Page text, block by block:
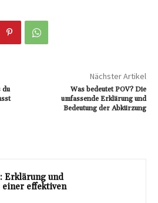
du
Nächster Artikel
Was bedeutet POV? Die
umfassende Erklärung und
Bedeutung der Abkürzung
Erklärung und
einer effektiven